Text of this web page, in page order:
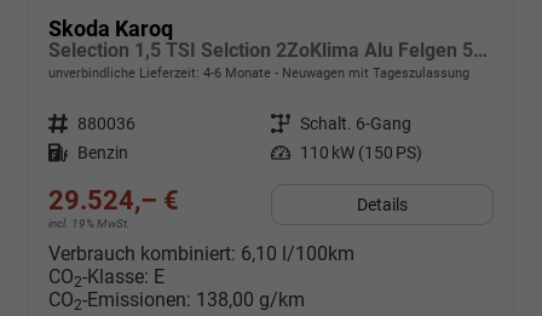
Skoda Karoq
Selection 1,5 TSI Selction 2ZoKlima Alu Felgen 5J Garantie Sitzheizung LED Scheinwerfer Tempomat
unverbindliche Lieferzeit: 4-6 Monate Neuwagen mit Tageszulassung
Fahrzeugnr. 880036 Getriebe Schalt. 6-Gang
Kraftstoff Benzin Leistung 110 kW (150 PS)
29.524,– €
incl. 19% MwSt.
Details
Verbrauch kombiniert: 6,10 l/100km
CO2-Klasse: E
CO2-Emissionen: 138,00 g/km